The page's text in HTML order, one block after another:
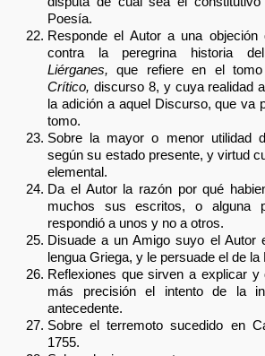
Poesía.
Responde el Autor a una
contra la peregrina historia
Liérganes, que refiere en el
Crítico, discurso 8, y cuya realidad
la adición a aquel Discurso, que va
tomo.
Sobre la mayor o menor utilidad
según su estado presente, y virtud
elemental.
Da el Autor la razón por qué
muchos sus escritos, o alguna
respondió a unos y no a otros.
Disuade a un Amigo suyo el Autor
lengua Griega, y le persuade el de la
Reflexiones que sirven a explicar y
más precisión el intento de la
antecedente.
Sobre el terremoto sucedido en
1755.